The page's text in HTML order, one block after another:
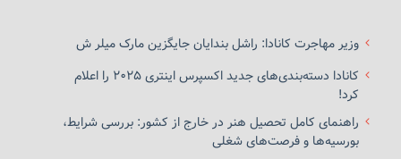
وزیر مهاجرت کانادا: راشل بندایان جایگزین مارک میلر ش
کانادا دسته‌بندی‌های جدید اکسپرس اینتری ۲۰۲۵ را اعلام
کرد!
راهنمای کامل تحصیل هنر در خارج از کشور: بررسی شرایط،
بورسیه‌ها و فرصت‌های شغلی